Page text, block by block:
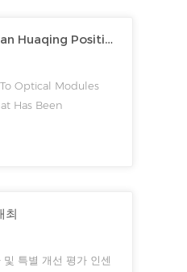
Optical Module Ceramic Structural Components Surge, Fujian Huaqing Positioned to Capture Import Substitution Gains
Optical Modules
Has Been
In Early
최
특별 개선 평가 인센